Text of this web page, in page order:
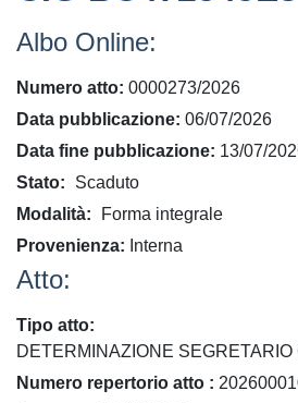
Albo Online:
Numero atto 0000273/2026
Data pubblicazione 06/07/2026
Data fine pubblicazione 13/07/
Stato
Scaduto
Modalità
Forma integrale
Provenienza
Interna
Atto:
Tipo atto
DETERMINAZIONE
​Numero repertorio atto